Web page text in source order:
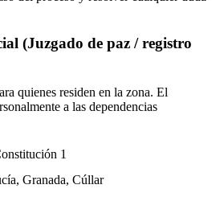
(Juzgado de paz / registro
quienes residen en la zona. El
a las dependencias
1
Granada, Cúllar